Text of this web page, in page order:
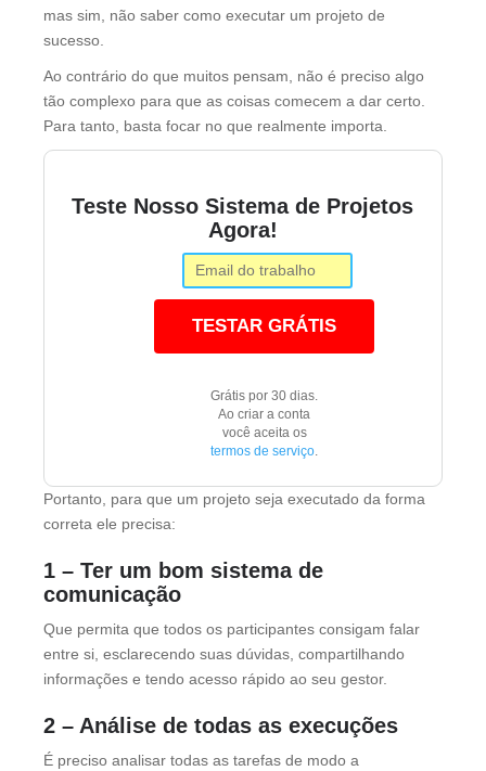
mas sim, não saber como executar um projeto de
sucesso.
Ao contrário do que muitos pensam, não é preciso algo
tão complexo para que as coisas comecem a dar certo.
Para tanto, basta focar no que realmente importa.
Teste Nosso Sistema de Projetos
Agora!
TESTAR GRÁTIS
Grátis por 30 dias.
Ao criar a conta
você aceita os
termos de serviço
Portanto, para que um projeto seja executado da forma
correta ele precisa:
1 – Ter um bom sistema de
comunicação
Que permita que todos os participantes consigam falar
entre si, esclarecendo suas dúvidas, compartilhando
informações e tendo acesso rápido ao seu gestor.
2 – Análise de todas as execuções
É preciso analisar todas as tarefas de modo a